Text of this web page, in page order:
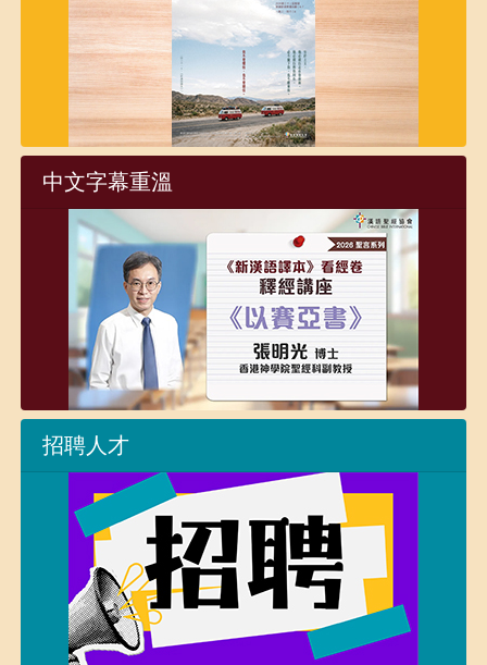
2026年- 8月號
拓展事工 - 聖言中心聖經課程
2026年- 8月號
拓展事工 - 《新漢語譯本》看經卷 釋經講座 以賽亞書
2026年- 8月號
拓展事工 - 2026第三十二屆聖經朗誦節頒獎禮回顧
2026年- 8月號
編輯手記 - 一路上，同行
2026年- 8月號
感恩與代禱 - 感恩與代禱
2026年- 8月號
中文字幕重溫
招聘人才